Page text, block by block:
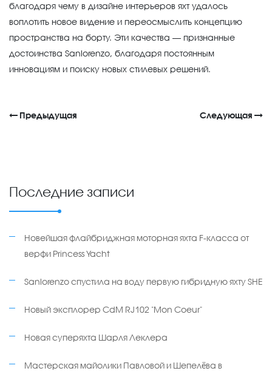
благодаря чему в дизайне интерьеров яхт удалось
воплотить новое видение и переосмыслить концепцию
пространства на борту. Эти качества — признанные
достоинства Sanlorenzo, благодаря постоянным
инновациям и поиску новых стилевых решений.
Предыдущая Следующая
Последние записи
Новейшая флайбриджная моторная яхта F-класса от
верфи Princess Yacht
Sanlorenzo спустила на воду первую гибридную яхту SHE
Новый эксплорер CdM RJ102 "Mon Coeur"
Новая суперяхта Шарля Леклера
Мастерская майолики Павловой и Шепелёва в